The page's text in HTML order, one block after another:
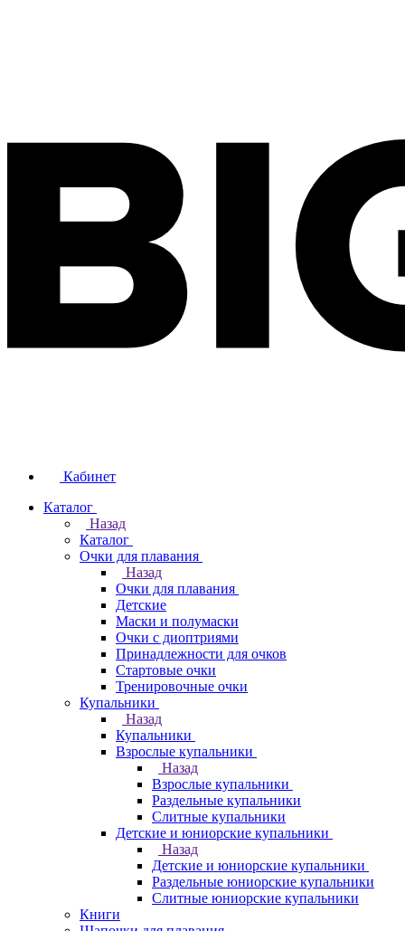
Кабинет
Каталог
Назад
Каталог
Очки для плавания
Назад
Очки для плавания
Детские
Маски и полумаски
Очки с диоптриями
Принадлежности для очков
Стартовые очки
Тренировочные очки
Купальники
Назад
Купальники
Взрослые купальники
Назад
Взрослые купальники
Раздельные купальники
Слитные купальники
Детские и юниорские купальники
Назад
Детские и юниорские купальники
Раздельные юниорские купальники
Слитные юниорские купальники
Книги